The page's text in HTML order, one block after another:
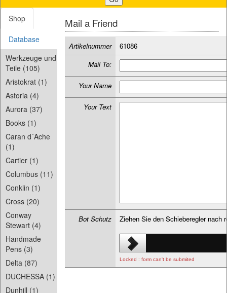
Shop
Database
Werkzeuge und
Teile (105)
Aristokrat (1)
Astoria (4)
Aurora (37)
Books (1)
Caran d´Ache
(1)
Cartier (1)
Columbus (11)
Conklin (1)
Cross (20)
Conway
Stewart (4)
Handmade
Pens (3)
Delta (87)
DUCHESSA (1)
Dunhill (1)
Mail a Friend
Artikelnummer
61086
Mail To:
Your Name
Your Text
Bot Schutz Ziehen Sie den Schieberegler nach
Locked : form can't be submited